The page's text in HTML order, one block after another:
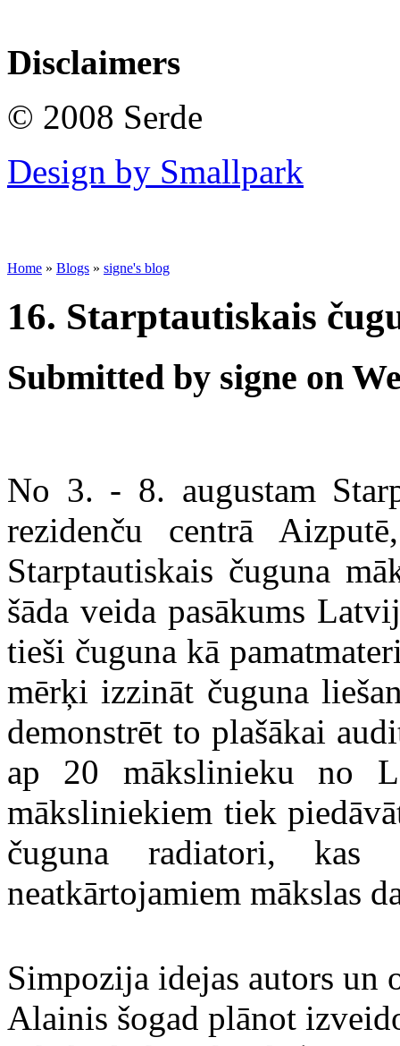
Disclaimers
© 2008 Serde
Design by Smallpark
Home » Blogs » signe's blog
16. Starptautiskais
Submitted by signe on
No 3. - 8. augustam
rezidenču centrā
Starptautiskais čuguna
šāda veida pasākums
tieši čuguna kā
mērķi izzināt čuguna
demonstrēt to plašākai
ap 20 mākslinieku no
māksliniekiem tiek
čuguna radiatori, kas
neatkārtojamiem mākslas
Simpozija idejas autors un
Alainis šogad plānot